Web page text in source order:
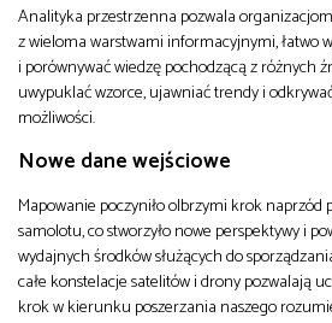
Analityka przestrzenna pozwala
z wieloma warstwami informacyjnymi, łatwo
i porównywać wiedzę pochodzącą z różnych
uwypuklać wzorce, ujawniać trendy i
możliwości.
Nowe dane wejściowe
Mapowanie poczyniło olbrzymi krok naprzód
samolotu, co stworzyło nowe perspektywy i
wydajnych środków służących do
całe konstelacje satelitów i drony pozwalają
krok w kierunku poszerzania naszego